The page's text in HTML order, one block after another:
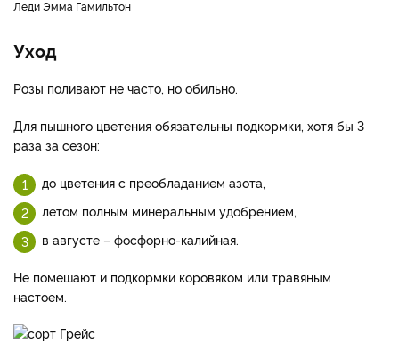
Леди Эмма Гамильтон
Уход
Розы поливают не часто, но обильно.
Для пышного цветения обязательны подкормки, хотя бы 3
раза за сезон:
до цветения с преобладанием азота,
летом полным минеральным удобрением,
в августе – фосфорно-калийная.
Не помешают и подкормки коровяком или травяным
настоем.